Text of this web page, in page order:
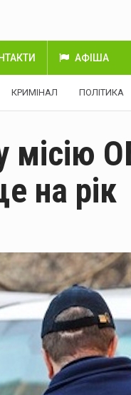
АФІША
КРИМІНАЛ ПОЛІТИКА
місію
на рік